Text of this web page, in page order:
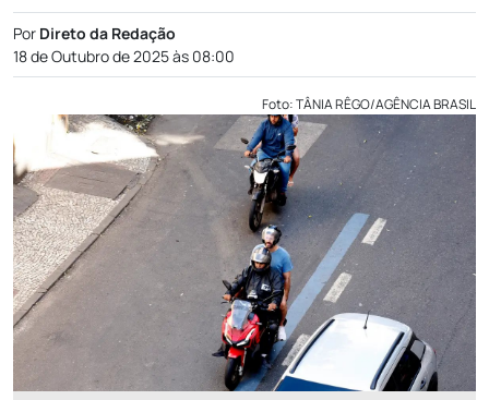
Por Direto da Redação
18 de Outubro de 2025 às 08:00
Foto: TÂNIA RÊGO/AGÊNCIA BRASIL